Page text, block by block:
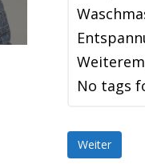
No tags
Weiter